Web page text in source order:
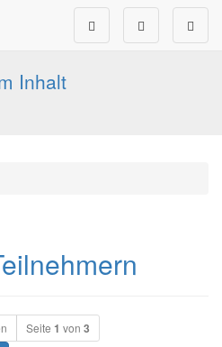
und Tourenfahrer
Inhalt
Seite 1 von 3